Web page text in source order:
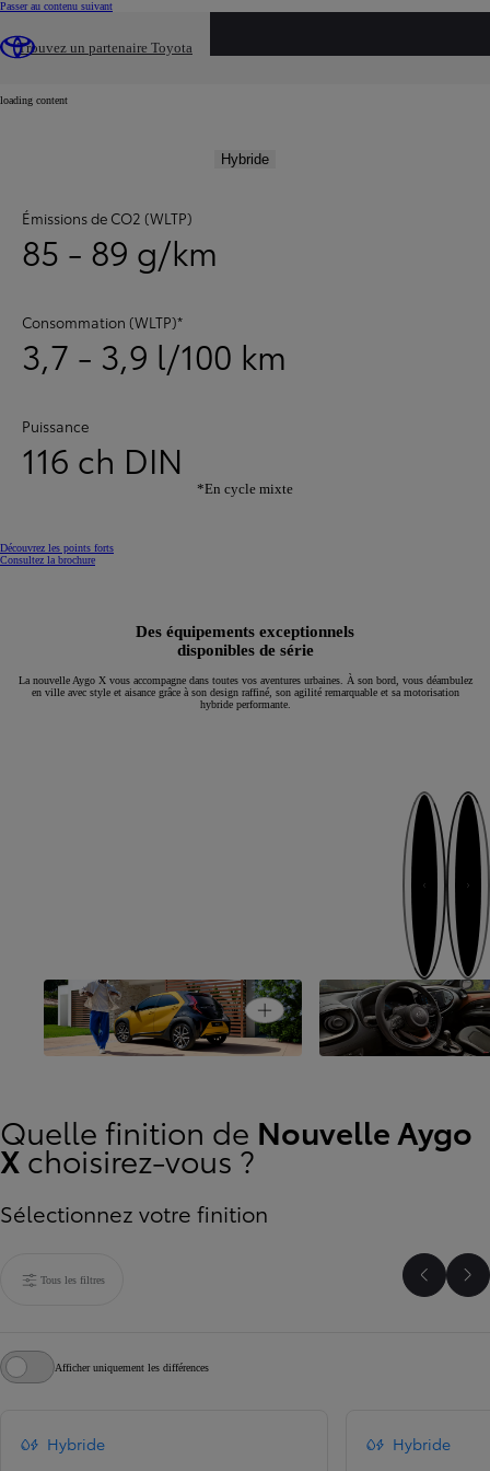
Passer au contenu suivant(Press Enter)
Trouvez un partenaire Toyota
loading content
Hybride
Émissions de CO2 (WLTP)
85 - 89 g/km
Consommation (WLTP)*
3,7 - 3,9 l/100 km
Puissance
116 ch DIN
*En cycle mixte
Découvrez les points forts
Consultez la brochure
Des équipements exceptionnels
disponibles de série
La nouvelle Aygo X vous accompagne dans toutes vos aventures urbaines. À son bord, vous déambulez
en ville avec style et aisance grâce à son design raffiné, son agilité remarquable et sa motorisation
hybride performante.
Étape
Un style distinctif, empreint
d’émotion
Open card
Un espace raffiné
Quelle finition de Nouvelle Aygo
Xchoisirez-vous ?
Sélectionnez votre finition
Tous les filtres Faire
Afficher uniquement les différences
Hybride Hybride